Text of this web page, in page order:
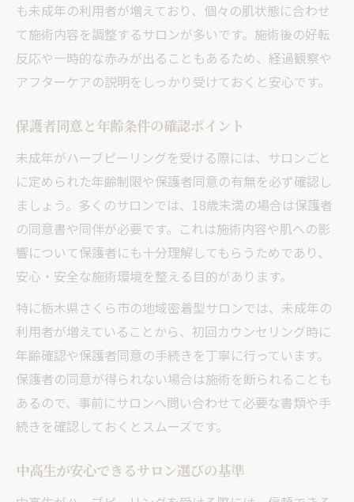
も未成年の利用者が増えており、個々の肌状態に合わせ
て施術内容を調整するサロンが多いです。施術後の好転
反応や一時的な赤みが出ることもあるため、経過観察や
アフターケアの説明をしっかり受けておくと安心です。
保護者同意と年齢条件の確認ポイント
未成年がハーブピーリングを受ける際には、サロンごと
に定められた年齢制限や保護者同意の有無を必ず確認し
ましょう。多くのサロンでは、18歳未満の場合は保護者
の同意書や同伴が必要です。これは施術内容や肌への影
響について保護者にも十分理解してもらうためであり、
安心・安全な施術環境を整える目的があります。
特に栃木県さくら市の地域密着型サロンでは、未成年の
利用者が増えていることから、初回カウンセリング時に
年齢確認や保護者同意の手続きを丁寧に行っています。
保護者の同意が得られない場合は施術を断られることも
あるので、事前にサロンへ問い合わせて必要な書類や手
続きを確認しておくとスムーズです。
中高生が安心できるサロン選びの基準